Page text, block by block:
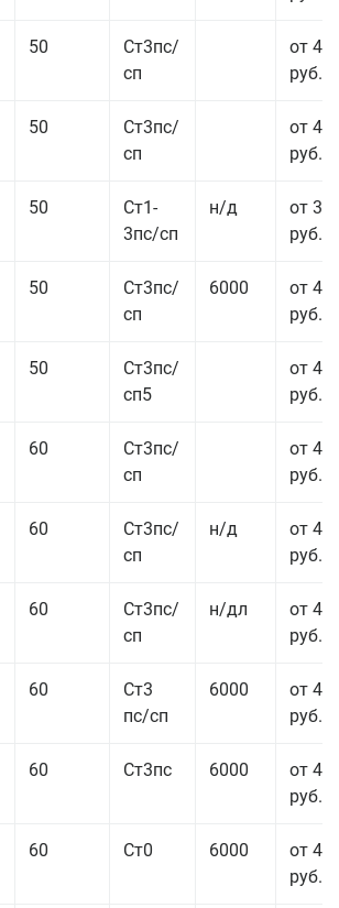
50
Ст3пс/
сп
от 43
руб.
50
Ст3пс/
сп
от 43
руб.
50
Ст1-
3пс/сп
н/д
от 35
руб.
50
Ст3пс/
сп
6000
от 43
руб.
50
Ст3пс/
сп5
от 43
руб.
60
Ст3пс/
сп
от 42
руб.
60
Ст3пс/
сп
н/д
от 46
руб.
60
Ст3пс/
сп
н/дл
от 48
руб.
60
Ст3
пс/сп
6000
от 46
руб.
60 Ст3пс 6000
от 45
руб.
60 Ст0 6000
от 43
руб.